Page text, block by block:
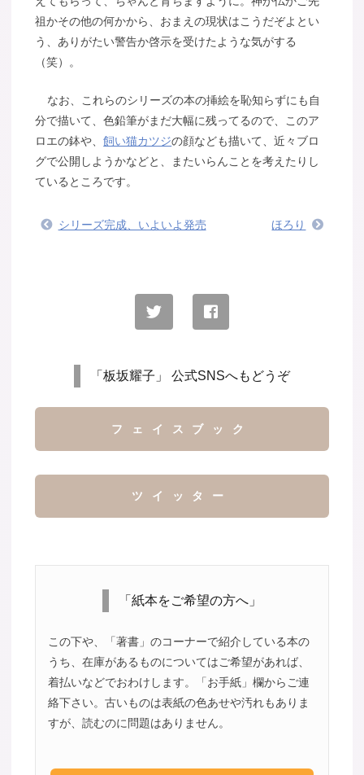
祖かその他の何かから、おまえの現状はこうだぞよとい
う、ありがたい警告か啓示を受けたような気がする
（笑）。
なお、これらのシリーズの本の挿絵を恥知らずにも自
分で描いて、色鉛筆がまだ大幅に残ってるので、このア
ロエの鉢や、飼い猫カツジの顔なども描いて、近々ブロ
グで公開しようかなどと、またいらんことを考えたりし
ているところです。
シリーズ完成、いよいよ発売 ほろり
「板坂耀子」 公式SNSへもどうぞ
フェイスブック
ツイッター
「紙本をご希望の方へ」
この下や、「著書」のコーナーで紹介している本の
うち、在庫があるものについてはご希望があれば、
着払いなどでおわけします。「お手紙」欄からご連
絡下さい。古いものは表紙の色あせや汚れもありま
すが、読むのに問題はありません。